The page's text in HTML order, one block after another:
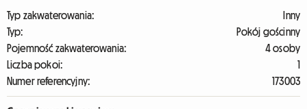
Typ zakwaterowania:
Inny
Typ:
Pokój gościnny
Pojemność zakwaterowania:
4 osoby
Liczba pokoi:
1
Numer referencyjny:
173003